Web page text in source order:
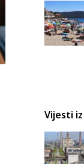
Vijesti